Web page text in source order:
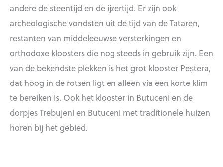
andere de steentijd en de ijzertijd. Er zijn ook
archeologische vondsten uit de tijd van de Tataren,
restanten van middeleeuwse versterkingen en
orthodoxe kloosters die nog steeds in gebruik zijn. Een
van de bekendste plekken is het grot klooster Peștera,
dat hoog in de rotsen ligt en alleen via een korte klim
te bereiken is. Ook het klooster in Butuceni en de
dorpjes Trebujeni en Butuceni met traditionele huizen
horen bij het gebied.